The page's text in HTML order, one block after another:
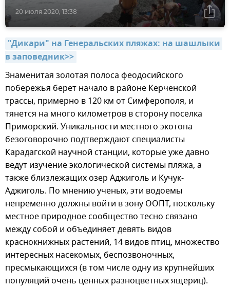
20 июля 2020, 13:38
"Дикари" на Генеральских пляжах: на шашлыки
в заповедник>>
Знаменитая золотая полоса феодосийского
побережья берет начало в районе Керченской
трассы, примерно в 120 км от Симферополя, и
тянется на много километров в сторону поселка
Приморский. Уникальности местного экотопа
безоговорочно подтверждают специалисты
Карадагской научной станции, которые уже давно
ведут изучение экологической системы пляжа, а
также близлежащих озер Аджиголь и Кучук-
Аджиголь. По мнению ученых, эти водоемы
непременно должны войти в зону ООПТ, поскольку
местное природное сообщество тесно связано
между собой и объединяет девять видов
краснокнижных растений, 14 видов птиц, множество
интересных насекомых, беспозвоночных,
пресмыкающихся (в том числе одну из крупнейших
популяций очень ценных разноцветных ящериц).